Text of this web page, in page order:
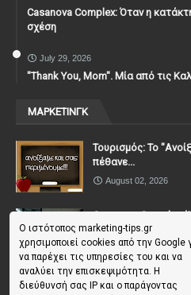
Ο ιστότοπος marketing-tips.gr
χρησιμοποιεί cookies από την Google
να παρέχει τις υπηρεσίες του και να
αναλύει την επισκεψιμότητα. Η
διεύθυνσή σας IP και ο παράγοντας
Casanova Complex: Όταν η
σχέση
July 29, 2026
"Thank You, Mοm". Μία από τις
ΜΑΡΚΕΤΙΝΓΚ
Τουρισμός: Το
πέθανε...
August 02, 2026
Casanova Complex:
περισσότερο από
July 31, 2026
To Μάρκετινγκ της